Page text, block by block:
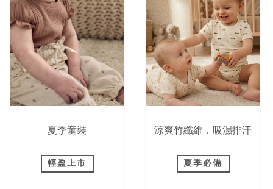
夏季童裝
輕盈上市
涼爽竹纖維．吸濕排汗
夏季必備